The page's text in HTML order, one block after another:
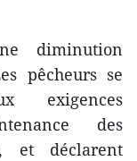
diminution
pêcheurs se
exigences
des
et déclarent